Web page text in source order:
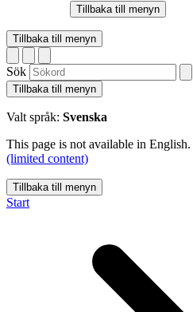
Tillbaka till menyn
Tillbaka till menyn
Sök
Tillbaka till menyn
Valt språk: Svenska
This page is not available in English.
(limited content)
Tillbaka till menyn
Start